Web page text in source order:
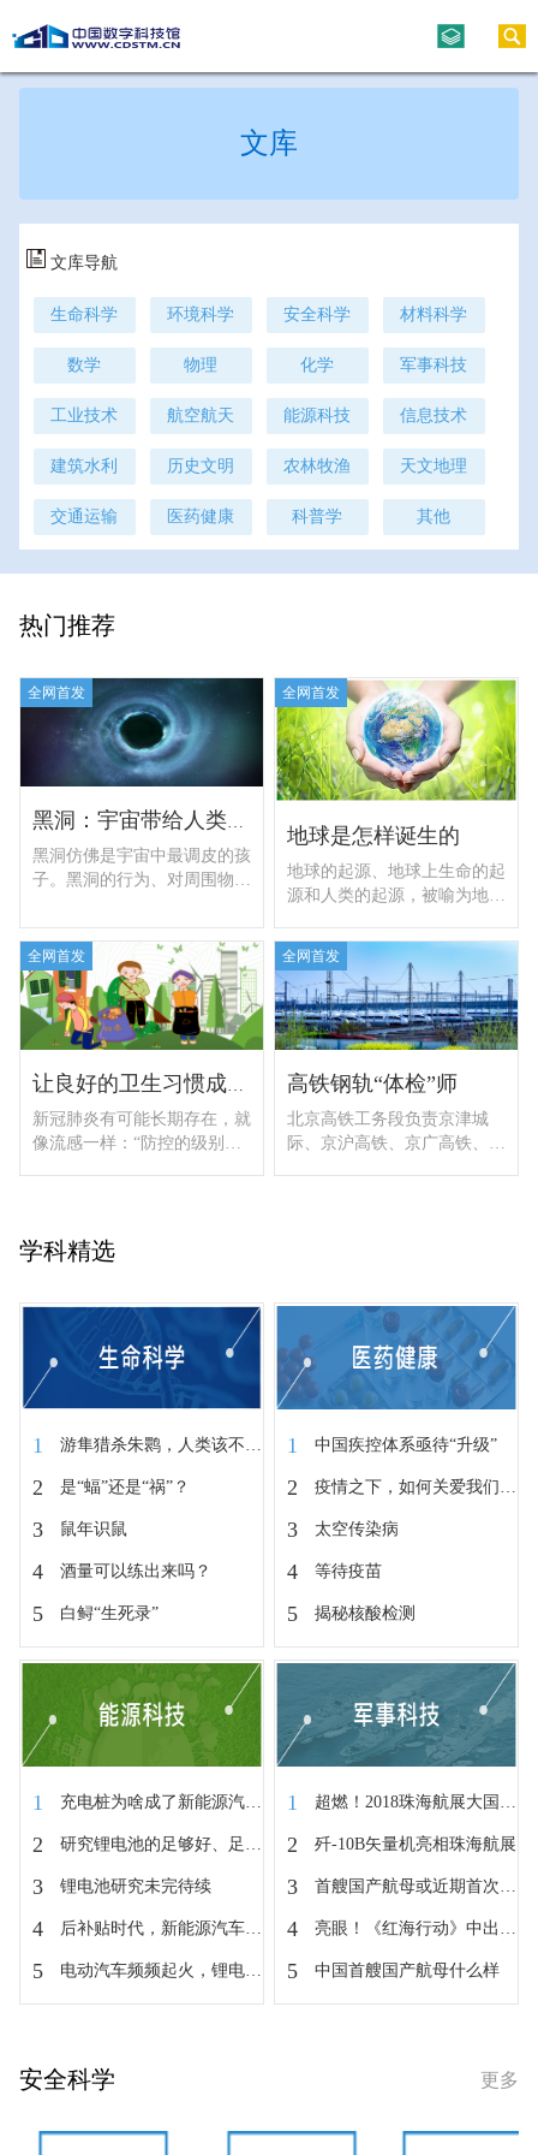
文库
文库导航
生命科学 环境科学 安全科学 材料科学
数学 物理 化学 军事科技
工业技术 航空航天 能源科技 信息技术
建筑水利 历史文明 农林牧渔 天文地理
交通运输 医药健康 科普学 其他
热门推荐
全网首发
黑洞：宇宙带给人类的奇妙信物
黑洞仿佛是宇宙中最调皮的孩
子。黑洞的行为、对周围物质
比任何科幻小说都更离奇古怪
和令人费解。
全网首发
地球是怎样诞生的
地球的起源、地球上生命的起
源和人类的起源，被喻为地球
的起源，长期以来信奉上帝创
造世界的宗教观念，哥白尼、
伽俐略、凯普勒和牛顿等人的
发现彻底推翻了神创说，之后
开始出现各种关于地球和太阳
全网首发
让良好的卫生习惯成为战“疫”的宝...
新冠肺炎有可能长期存在，就
像流感一样：“防控的级别可
全网首发
高铁钢轨“体检”师
北京高铁工务段负责京津城
际、京沪高铁、京广高铁、津
学科精选
1 游隼猎杀朱鹮，人类该不该出手相助？
2 是“蝠”还是“祸”？
3 鼠年识鼠
4 酒量可以练出来吗？
5 白鲟“生死录”
1 中国疾控体系亟待“升级”
2 疫情之下，如何关爱我们的肺？
3 太空传染病
4 等待疫苗
5 揭秘核酸检测
1 充电桩为啥成了新能源汽车发展“拦...
2 研究锂电池的足够好、足够老的诺奖得主
3 锂电池研究未完待续
4 后补贴时代，新能源汽车路在何方？
5 电动汽车频频起火，锂电池能量“赌局”
1 超燃！2018珠海航展大国重器惊艳亮相
2 歼-10B矢量机亮相珠海航展
3 首艘国产航母或近期首次海试
4 亮眼！《红海行动》中出镜的军事“...
5 中国首艘国产航母什么样
安全科学 更多